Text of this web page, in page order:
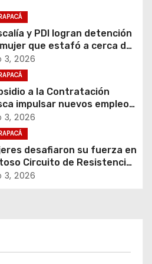
y PDI logran detención
que estafó a cerca de
personas ofreciendo falsos
para viviendas sociales*
3, 2026
a la Contratación
impulsar nuevos empleos
en Tarapacá
3, 2026
desafiaron su fuerza en
Circuito de Resistencia
organizado por Val’d
3, 2026